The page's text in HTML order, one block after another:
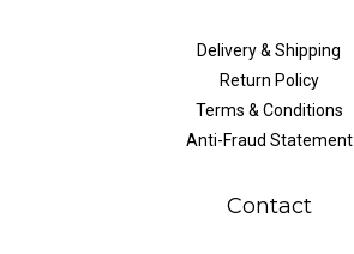
Delivery & Shipping
Return Policy
Terms & Conditions
Anti-Fraud Statement
Contact